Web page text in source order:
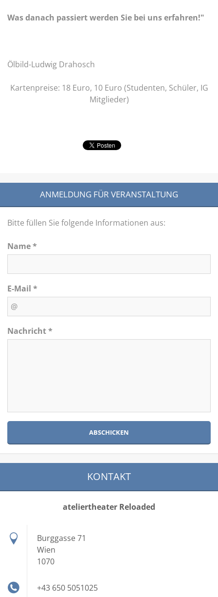
Was danach passiert werden Sie bei uns erfahren!"
Ölbild-Ludwig Drahosch
Kartenpreise: 18 Euro, 10 Euro (Studenten, Schüler, IG
Mitglieder)
ANMELDUNG FÜR VERANSTALTUNG
Bitte füllen Sie folgende Informationen aus:
Name *
E-Mail *
Nachricht *
KONTAKT
ateliertheater Reloaded
Burggasse 71
Wien
1070
+43 650 5051025